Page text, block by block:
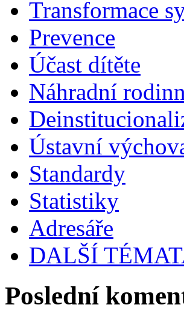
Transformace
Prevence
Účast dítěte
Náhradní
Ústavní
Standardy
Statistiky
Adresáře
DALŠÍ
Poslední